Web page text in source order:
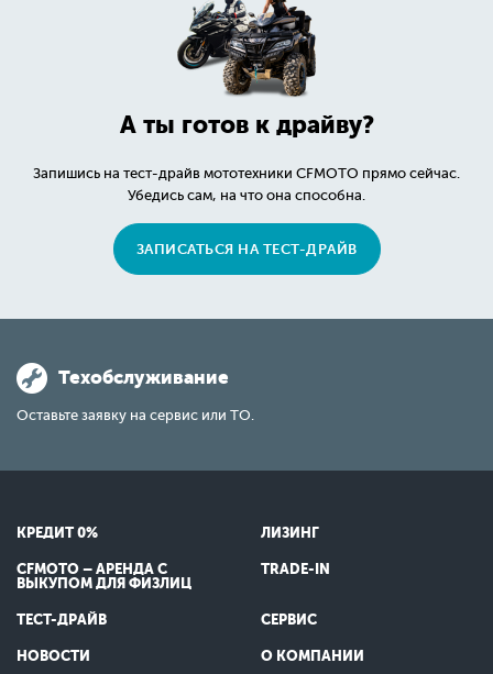
А ты готов к драйву?
Запишись на тест-драйв мототехники CFMOTO прямо сейчас.
Убедись сам, на что она способна.
ЗАПИСАТЬСЯ НА ТЕСТ-ДРАЙВ
Техобслуживание
Оставьте заявку на сервис или ТО.
КРЕДИТ 0% ЛИЗИНГ
CFMOTO – АРЕНДА С
ВЫКУПОМ ДЛЯ ФИЗЛИЦ
TRADE-IN
ТЕСТ-ДРАЙВ СЕРВИС
НОВОСТИ О КОМПАНИИ